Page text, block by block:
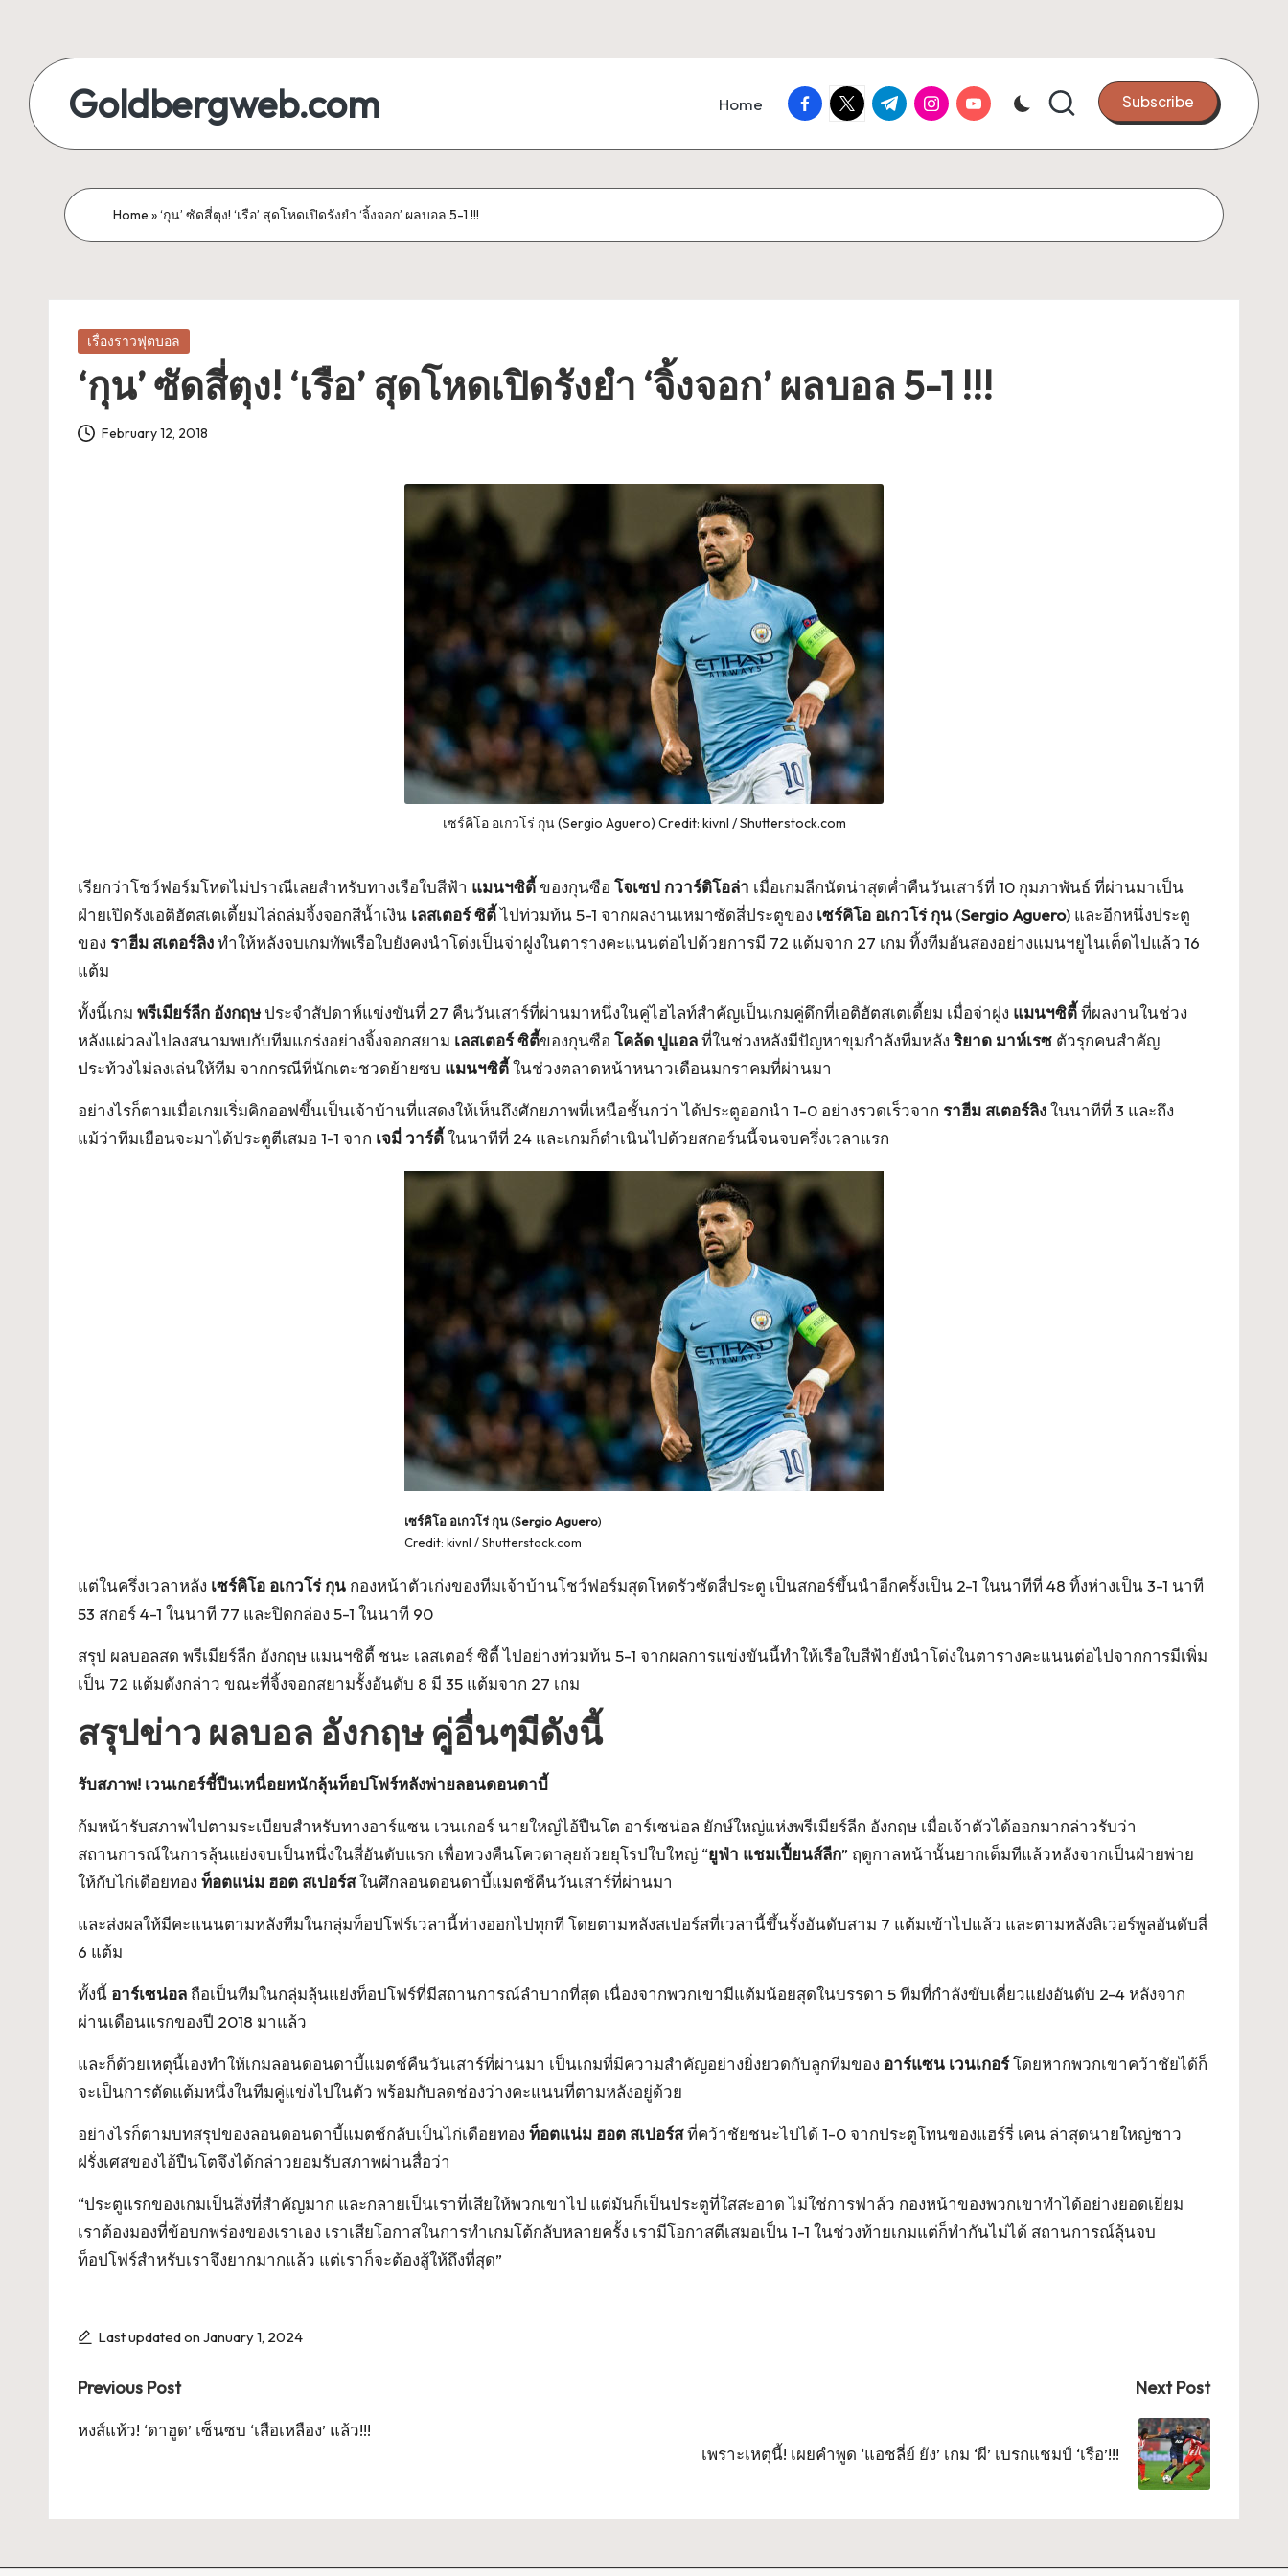
content
Goldbergweb.com
เรื่อง
คา
บอล
ลุ้น
Home facebook.com
twitter.com
t.me instagram.com
youtube.com Subscribe
Home »‘กุน’ ซัดสี่ตุง! ‘เรือ’ สุดโหดเปิดรังยำ ‘จิ้งจอก’ ผลบอล 5-1 !!!
Posted
เรื่องราวฟุตบอล
‘กุน’ ซัดสี่ตุง! ‘เรือ’ สุดโหดเปิดรังยำ ‘จิ้งจอก’ ผลบอล 5-1 !!!
February 12, 2018
เซร์คิโอ อเกวโร่ กุน (Sergio Aguero) Credit: kivnl / Shutterstock.com
เรียกว่าโชว์ฟอร์มโหดไม่ปราณีเลยสำหรับทางเรือใบสีฟ้า แมนฯซิตี้ของกุนซือ โจเซป กวาร์ดิโอล่า เมื่อเกมลีกนัดน่าสุดค่ำคืนวันเสาร์ที่ 10 กุมภาพันธ์ ที่ผ่านมาเป็น
ฝ่ายเปิดรังเอติฮัตสเตเดี้ยมไล่ถล่มจิ้งจอกสีน้ำเงิน เลสเตอร์ ซิตี้ไปท่วมท้น 5-1 จากผลงานเหมาซัดสี่ประตูของ เซร์คิโอ อเกวโร่ กุน (Sergio Aguero) และอีกหนึ่งประตู
ของ ราฮีม สเตอร์ลิงทำให้หลังจบเกมทัพเรือใบยังคงนำโด่งเป็นจ่าฝูงในตารางคะแนนต่อไปด้วยการมี 72 แต้มจาก 27 เกม ทิ้งทีมอันสองอย่างแมนฯยูไนเต็ดไปแล้ว 16
แต้ม
ทั้งนี้เกม พรีเมียร์ลีก อังกฤษประจำสัปดาห์แข่งขันที่ 27 คืนวันเสาร์ที่ผ่านมาหนึ่งในคู่ไฮไลท์สำคัญเป็นเกมคู่ดึกที่เอติฮัตสเตเดี้ยม เมื่อจ่าฝูง แมนฯซิตี้ที่ผลงานในช่วง
หลังแผ่วลงไปลงสนามพบกับทีมแกร่งอย่างจิ้งจอกสยาม เลสเตอร์ ซิตี้ของกุนซือ โคล้ด ปูแอลที่ในช่วงหลังมีปัญหาขุมกำลังทีมหลังริยาด มาห์เรซ ตัวรุกคนสำคัญ
ประท้วงไม่ลงเล่นให้ทีม จากกรณีที่นักเตะชวดย้ายซบ แมนฯซิตี้ในช่วงตลาดหน้าหนาวเดือนมกราคมที่ผ่านมา
อย่างไรก็ตามเมื่อเกมเริ่มคิกออฟขึ้นเป็นเจ้าบ้านที่แสดงให้เห็นถึงศักยภาพที่เหนือชั้นกว่า ได้ประตูออกนำ 1-0 อย่างรวดเร็วจาก ราฮีม สเตอร์ลิงในนาทีที่ 3 และถึง
แม้ว่าทีมเยือนจะมาได้ประตูตีเสมอ 1-1 จาก เจมี่ วาร์ดี้ในนาทีที่ 24 และเกมก็ดำเนินไปด้วยสกอร์นนี้จนจบครึ่งเวลาแรก
เซร์คิโอ อเกวโร่ กุน(Sergio Aguero)
Credit: kivnl / Shutterstock.com
แต่ในครึ่งเวลาหลัง เซร์คิโอ อเกวโร่ กุน กองหน้าตัวเก่งของทีมเจ้าบ้านโชว์ฟอร์มสุดโหดรัวซัดสี่ประตู เป็นสกอร์ขึ้นนำอีกครั้งเป็น 2-1 ในนาทีที่ 48 ทิ้งห่างเป็น 3-1 นาที
53 สกอร์ 4-1 ในนาที 77 และปิดกล่อง 5-1 ในนาที 90
สรุป ผลบอลสด พรีเมียร์ลีก อังกฤษ แมนฯซิตี้ ชนะ เลสเตอร์ ซิตี้ ไปอย่างท่วมท้น 5-1 จากผลการแข่งขันนี้ทำให้เรือใบสีฟ้ายังนำโด่งในตารางคะแนนต่อไปจากการมีเพิ่ม
เป็น 72 แต้มดังกล่าว ขณะที่จิ้งจอกสยามรั้งอันดับ 8 มี 35 แต้มจาก 27 เกม
สรุปข่าว ผลบอล อังกฤษ คู่อื่นๆมีดังนี้
รับสภาพ! เวนเกอร์ชี้ปืนเหนื่อยหนักลุ้นท็อปโฟร์หลังพ่ายลอนดอนดาบี้
ก้มหน้ารับสภาพไปตามระเบียบสำหรับทางอาร์แซน เวนเกอร์ นายใหญ่ไอ้ปืนโต อาร์เซน่อล ยักษ์ใหญ่แห่งพรีเมียร์ลีก อังกฤษ เมื่อเจ้าตัวได้ออกมากล่าวรับว่า
สถานการณ์ในการลุ้นแย่งจบเป็นหนึ่งในสี่อันดับแรก เพื่อทวงคืนโควตาลุยถ้วยยุโรปใบใหญ่ “ยูฟ่า แชมเปี้ยนส์ลีก” ฤดูกาลหน้านั้นยากเต็มทีแล้วหลังจากเป็นฝ่ายพ่าย
ให้กับไก่เดือยทอง ท็อตแน่ม ฮอต สเปอร์สในศึกลอนดอนดาบี้แมตช์คืนวันเสาร์ที่ผ่านมา
และส่งผลให้มีคะแนนตามหลังทีมในกลุ่มท็อปโฟร์เวลานี้ห่างออกไปทุกที โดยตามหลังสเปอร์สที่เวลานี้ขึ้นรั้งอันดับสาม 7 แต้มเข้าไปแล้ว และตามหลังลิเวอร์พูลอันดับสี่
6 แต้ม
ทั้งนี้ อาร์เซน่อล ถือเป็นทีมในกลุ่มลุ้นแย่งท็อปโฟร์ที่มีสถานการณ์ลำบากที่สุด เนื่องจากพวกเขามีแต้มน้อยสุดในบรรดา 5 ทีมที่กำลังขับเคี่ยวแย่งอันดับ 2-4 หลังจาก
ผ่านเดือนแรกของปี 2018 มาแล้ว
และก็ด้วยเหตุนี้เองทำให้เกมลอนดอนดาบี้แมตช์คืนวันเสาร์ที่ผ่านมา เป็นเกมที่มีความสำคัญอย่างยิ่งยวดกับลูกทีมของ อาร์แซน เวนเกอร์โดยหากพวกเขาคว้าชัยได้ก็
จะเป็นการตัดแต้มหนึ่งในทีมคู่แข่งไปในตัว พร้อมกับลดช่องว่างคะแนนที่ตามหลังอยู่ด้วย
อย่างไรก็ตามบทสรุปของลอนดอนดาบี้แมตช์กลับเป็นไก่เดือยทอง ท็อตแน่ม ฮอต สเปอร์สที่คว้าชัยชนะไปได้ 1-0 จากประตูโทนของแฮร์รี่ เคน ล่าสุดนายใหญ่ชาว
ฝรั่งเศสของไอ้ปืนโตจึงได้กล่าวยอมรับสภาพผ่านสื่อว่า
“ประตูแรกของเกมเป็นสิ่งที่สำคัญมาก และกลายเป็นเราที่เสียให้พวกเขาไป แต่มันก็เป็นประตูที่ใสสะอาด ไม่ใช่การฟาล์ว กองหน้าของพวกเขาทำได้อย่างยอดเยี่ยม
เราต้องมองที่ข้อบกพร่องของเราเอง เราเสียโอกาสในการทำเกมโต้กลับหลายครั้ง เรามีโอกาสตีเสมอเป็น 1-1 ในช่วงท้ายเกมแต่ก็ทำกันไม่ได้ สถานการณ์ลุ้นจบ
ท็อปโฟร์สำหรับเราจึงยากมากแล้ว แต่เราก็จะต้องสู้ให้ถึงที่สุด”
Last updated on January 1, 2024
Post
navigation
Previous Post
หงส์แห้ว! ‘ดาฮูด’ เซ็นซบ ‘เสือเหลือง’ แล้ว!!!
Next Post
เพราะเหตุนี้! เผยคำพูด ‘แอชลี่ย์ ยัง’ เกม ‘ผี’ เบรกแชมป์ ‘เรือ’!!!